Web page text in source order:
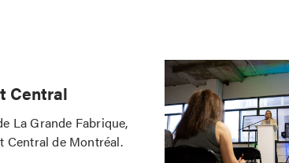
Central
La Grande Fabrique,
de Montréal.